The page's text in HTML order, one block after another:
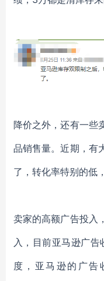
降价之外，还有一些
品销售量。近期，有
了，转化率特别的低
卖家的高额广告投入
入 ，目前亚马逊广告
度，亚马逊的广告